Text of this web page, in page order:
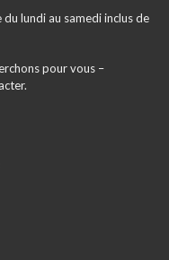
du lundi au samedi inclus de
pour vous –